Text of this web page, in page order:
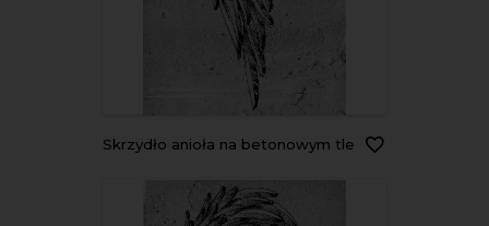
Skrzydło anioła na betonowym tle